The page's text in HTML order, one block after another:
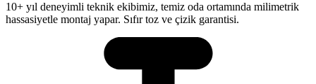
10+ yıl deneyimli teknik ekibimiz, temiz oda ortamında milimetrik
hassasiyetle montaj yapar. Sıfır toz ve çizik garantisi.